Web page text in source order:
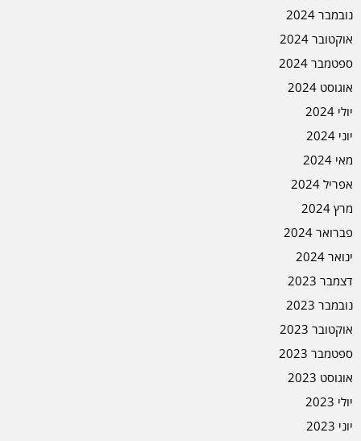
נובמבר 2024
אוקטובר 2024
ספטמבר 2024
אוגוסט 2024
יולי 2024
יוני 2024
מאי 2024
אפריל 2024
מרץ 2024
פברואר 2024
ינואר 2024
דצמבר 2023
נובמבר 2023
אוקטובר 2023
ספטמבר 2023
אוגוסט 2023
יולי 2023
יוני 2023